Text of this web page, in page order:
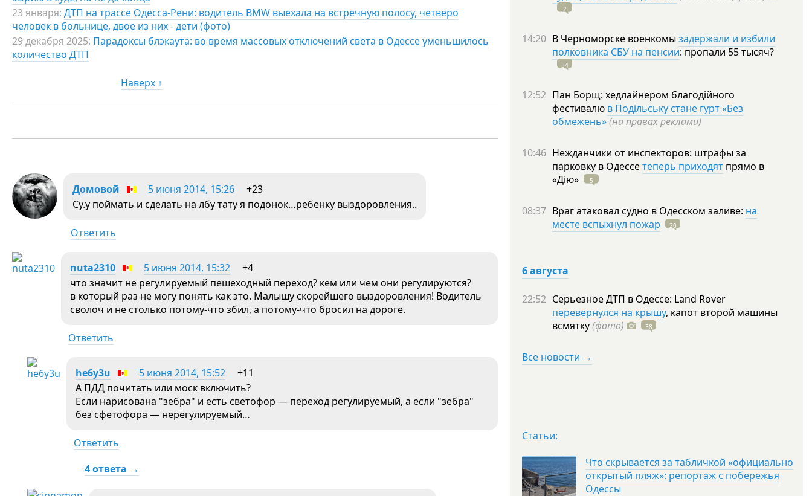
23 января: ДТП на трассе Одесса-Рени: водитель BMW выехала на встречную полосу, четверо
человек в больнице, двое из них - дети (фото)
29 декабря 2025: Парадоксы блэкаута: во время массовых отключений света в Одессе уменьшилось
количество ДТП
Наверх ↑
Домовой 5 июня 2014, 15:26
+23
Су.у поймать и сделать на лбу тату я подонок…ребенку выздоровления..
Ответить
nuta2310 5 июня 2014, 15:32
+4
что значит не регулируемый пешеходный переход? кем или чем они регулируются?
в который раз не могу понять как это. Малышу скорейшего выздоровления! Водитель
сволоч и не столько потому-что збил, а потому-что бросил на дороге.
Ответить
he6y3u 5 июня 2014, 15:52
+11
А ПДД почитать или моск включить?
Если нарисована "зебра" и есть светофор — переход регулируемый, а если "зебра"
без сфетофора — нерегулируемый…
Ответить
4 ответа →
2
14:20 В Черноморске военкомы задержали и избили
полковника СБУ на пенсии: пропали 55тысяч?
34
12:52 Пан Борщ: хедлайнером благодійного
фестивалю в Подільську стане гурт «Без
обмежень»(на правах реклами)
10:46 Нежданчики от инспекторов: штрафы за
парковку в Одессетеперь приходят прямо в
«Дію»
5
08:37 Враг атаковал судно в Одесском заливе: на
месте вспыхнул пожар
20
6 августа
22:52 Серьезное ДТП в Одессе: Land Rover
перевернулся на крышу, капот второй машины
всмятку(фото) 38
Все новости →
Статьи:
Что скрывается за табличкой «официально
открытый пляж»: репортаж с побережья
Одессы